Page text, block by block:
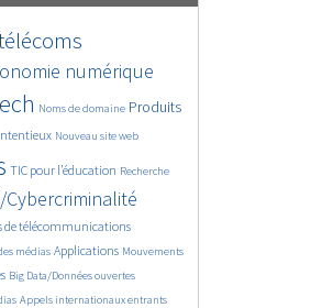
numérique
Noms de domaine Produits
Nouveau site web
TIC pour l’éducation Recherche
de télécommunications
médias Applications Mouvements
Big Data/Données ouvertes
Appels internationaux entrants